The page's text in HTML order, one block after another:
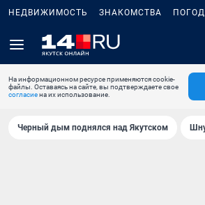
НЕДВИЖИМОСТЬ ЗНАКОМСТВА
На информационном ресурсе применяются cookie-
файлы. Оставаясь на сайте, вы подтверждаете свое
согласиена их использование.
Черный дым поднялся над Якутском